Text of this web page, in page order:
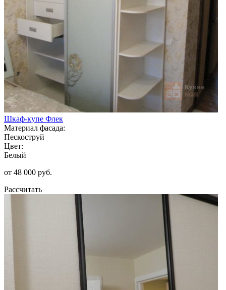
Шкаф-купе Флек
Материал фасада:
Пескоструй
Цвет:
Белый
от 48 000 руб.
Рассчитать